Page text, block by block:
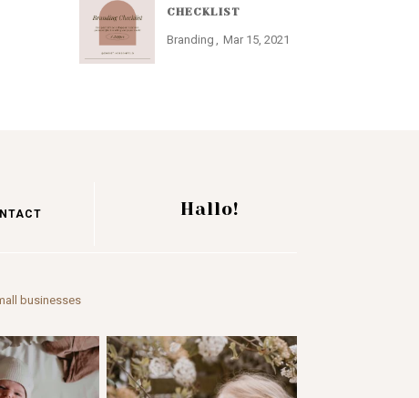
CHECKLIST
Branding Mar 15, 2021
Hallo!
businesses